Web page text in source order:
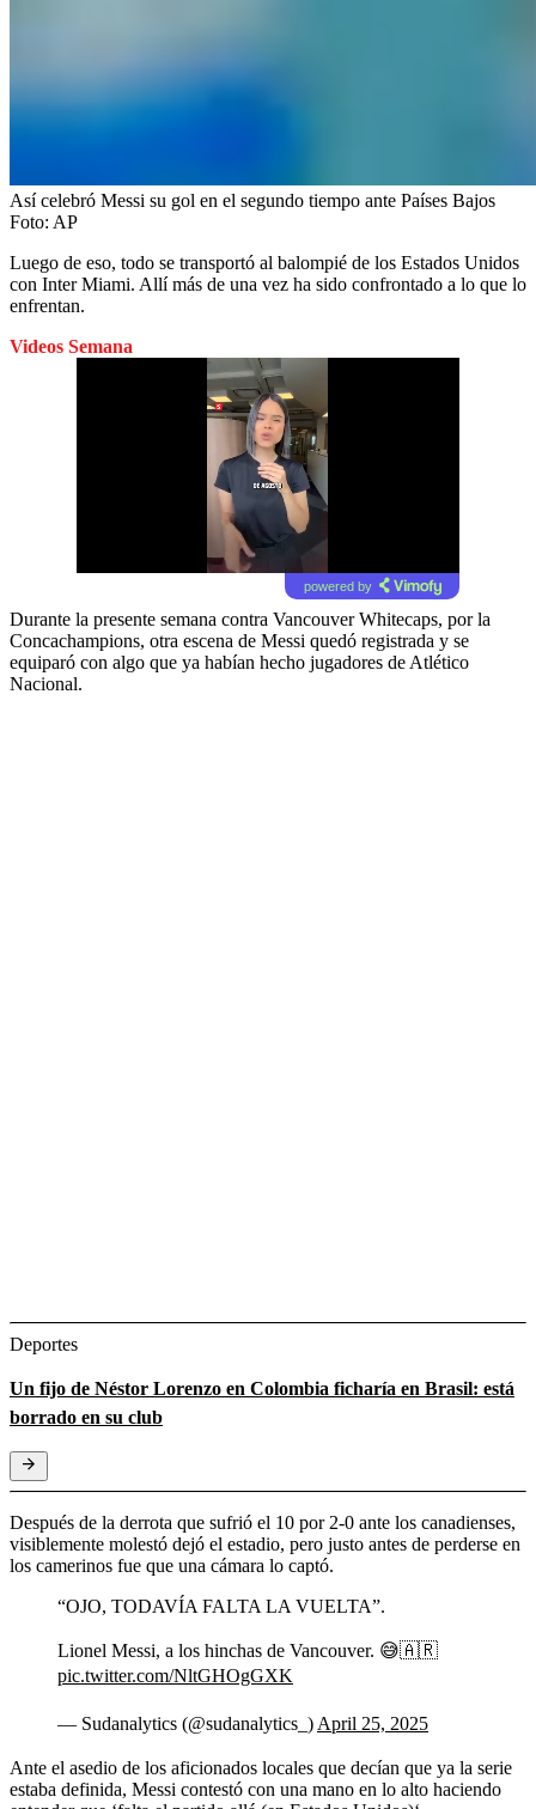
Así celebró Messi su gol en el segundo tiempo ante Países Bajos
Foto: AP
Luego de eso, todo se transportó al balompié de los Estados Unidos
con Inter Miami. Allí más de una vez ha sido confrontado a lo que lo
enfrentan.
Videos Semana
powered by
Durante la presente semana contra Vancouver Whitecaps, por la
Concachampions, otra escena de Messi quedó registrada y se
equiparó con algo que ya habían hecho jugadores de Atlético
Nacional.
Deportes
Un fijo de Néstor Lorenzo en Colombia ficharía en Brasil: está
borrado en su club
Después de la derrota que sufrió el 10 por 2-0 ante los canadienses,
visiblemente molestó dejó el estadio, pero justo antes de perderse en
los camerinos fue que una cámara lo captó.
“OJO, TODAVÍA FALTA LA VUELTA”.
Lionel Messi, a los hinchas de Vancouver. 😅🇦🇷
pic.twitter.com/NltGHOgGXK
— Sudanalytics (@sudanalytics_)April 25, 2025
Ante el asedio de los aficionados locales que decían que ya la serie
estaba definida, Messi contestó con una mano en lo alto haciendo